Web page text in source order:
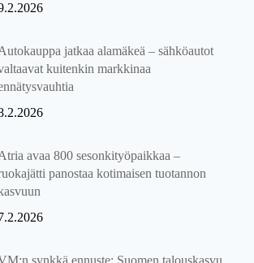
jatkaa alamäkeä – sähköautot
kuitenkin markkinaa
avaa 800 sesonkityöpaikkaa –
panostaa kotimaisen tuotannon